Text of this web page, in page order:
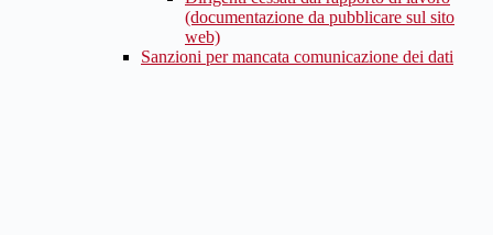
(documentazione da pubblicare sul sito
web)
Sanzioni per mancata comunicazione dei dati